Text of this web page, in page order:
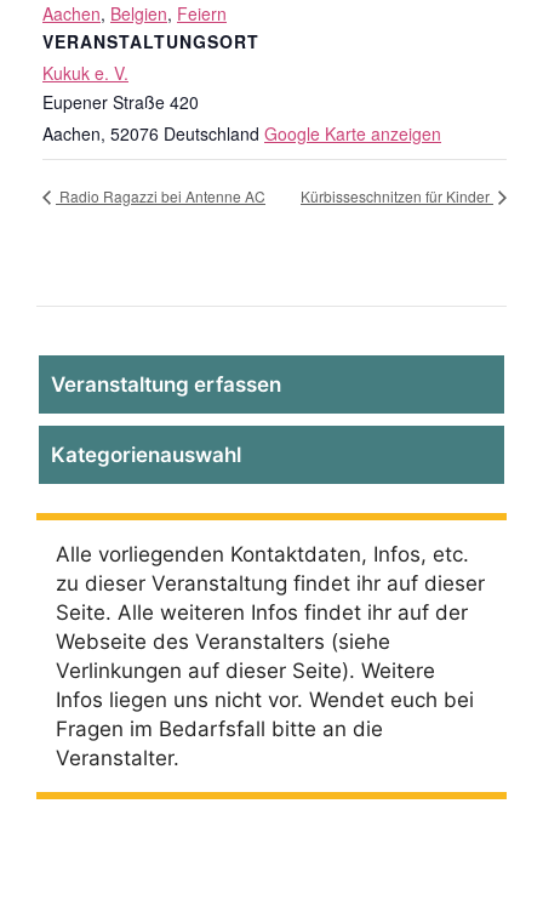
Aachen, Belgien, Feiern
VERANSTALTUNGSORT
Kukuk e. V.
Eupener Straße 420
Aachen, 52076 Deutschland Google Karte anzeigen
Radio Ragazzi bei Antenne AC Kürbisseschnitzen für Kinder
Veranstaltung erfassen
Kategorienauswahl
Alle vorliegenden Kontaktdaten, Infos, etc.
zu dieser Veranstaltung findet ihr auf dieser
Seite. Alle weiteren Infos findet ihr auf der
Webseite des Veranstalters (siehe
Verlinkungen auf dieser Seite). Weitere
Infos liegen uns nicht vor. Wendet euch bei
Fragen im Bedarfsfall bitte an die
Veranstalter.